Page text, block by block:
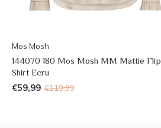
Mos Mosh
144070 180 Mos Mosh MM Mattie Flip
Shirt Ecru
€59,99 €119,99